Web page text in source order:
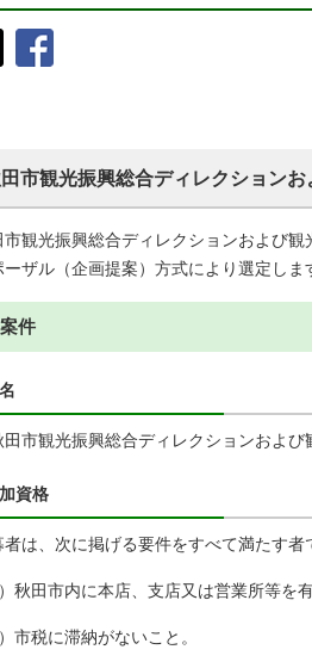
市観光振興総合ディレクション
市観光振興総合ディレクションおよび
ーザル（企画提案）方式により選定し
件
市観光振興総合ディレクションおよび
資格
者は、次に掲げる要件をすべて満たす者
）秋田市内に本店、支店又は営業所等を
）市税に滞納がないこと。